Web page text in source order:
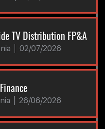
TV Distribution FP&A
02/07/2026
26/06/2026